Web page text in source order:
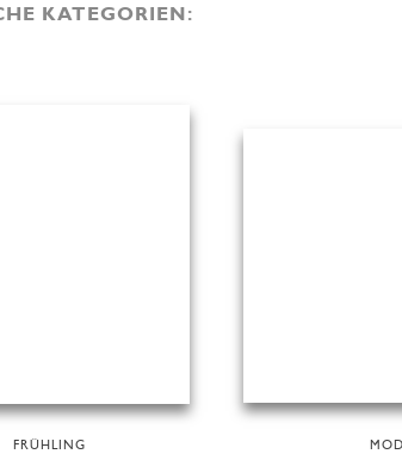
KATEGORIEN:
FRÜHLING